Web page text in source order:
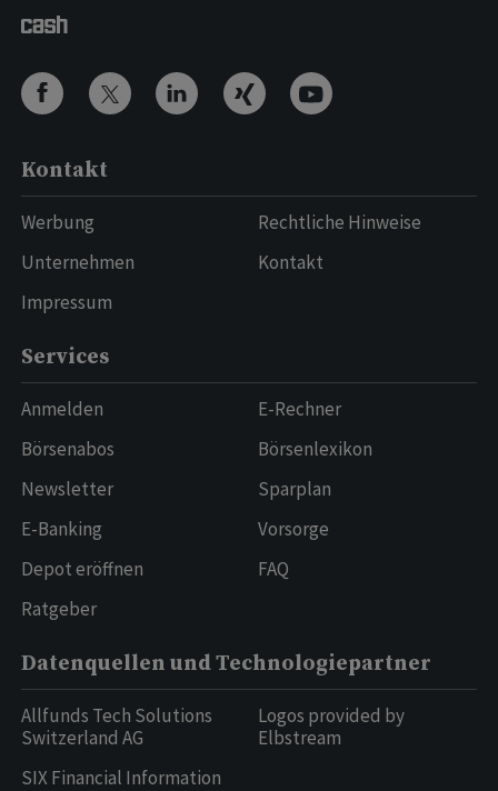
Kontakt
Werbung
Unternehmen
Impressum
Rechtliche Hinweise
Kontakt
Services
Anmelden
Börsenabos
Newsletter
E-Banking
Depot eröffnen
Ratgeber
E-Rechner
Börsenlexikon
Sparplan
Vorsorge
FAQ
Datenquellen und Technologiepartner
Allfunds Tech Solutions
Switzerland AG
SIX Financial Information
Logos provided by
Elbstream